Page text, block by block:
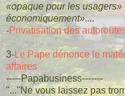
«opaque pour les usagers»
économiquement»....
-Privatisation des
3-Le Pape dénonce le
affaires
-----Papabusiness-------
"..."Ne vous laissez pas